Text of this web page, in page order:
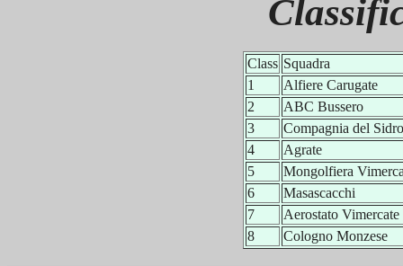
Class Squadra
1
Alfiere Carugate
2
ABC Bussero
3
Compagnia del Sidro
4
Agrate
5
Mongolfiera
6
Masascacchi
7
Aerostato Vimercate
8
Cologno Monzese